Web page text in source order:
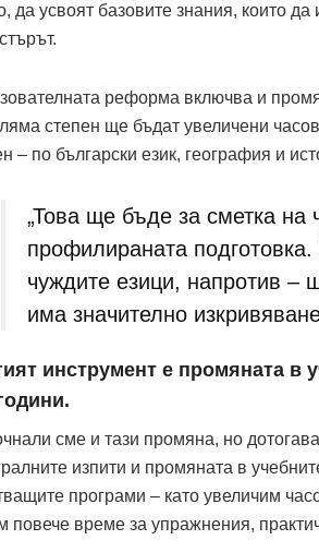
да усвоят базовите знания, които
реформа включва и
степен ще бъдат увеличени
– по български език, география и
„Това ще бъде за сметка на
профилираната
чуждите езици, напротив –
има значително
инструмент е промяната в
сме и тази промяна, но
изпити и промяната в
програми – като увеличим
повече време за упражнения,